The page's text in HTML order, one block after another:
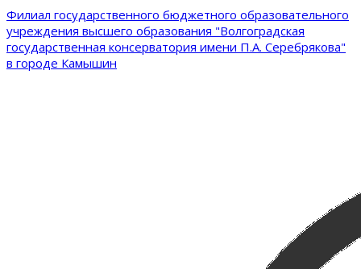
Филиал государственного бюджетного образовательного
учреждения высшего образования "Волгоградская
государственная консерватория имени П.А. Серебрякова"
в городе Камышин